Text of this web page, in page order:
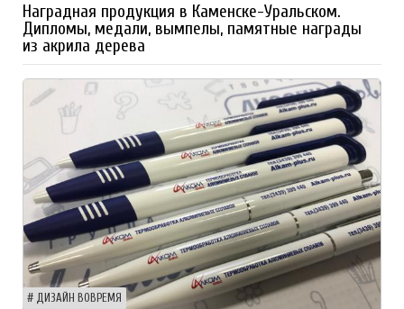
Наградная продукция в Каменске-Уральском.
Дипломы, медали, вымпелы, памятные награды
из акрила дерева
ДИЗАЙН ВОВРЕМЯ